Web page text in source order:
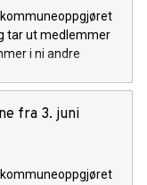
tar ut medlemmer
i ni andre
fra 3. juni